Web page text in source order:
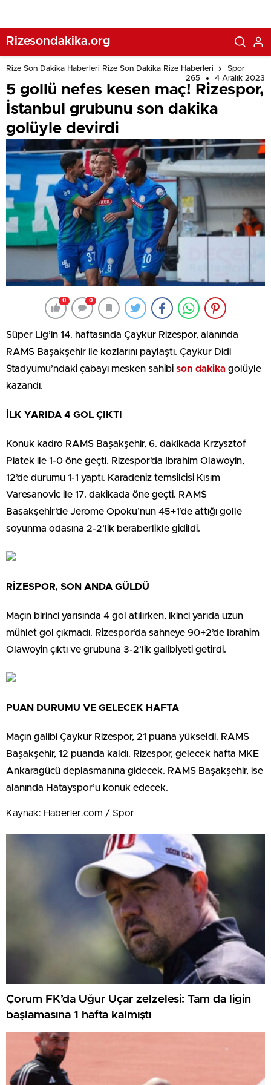
Rizesondakika.org
Rize Son Dakika Haberleri Rize Son Dakika Rize Haberleri
Spor
265
4 Aralık 2023
5 gollü nefes kesen maç! Rizespor,
İstanbul grubunu son dakika
golüyle devirdi
0 0
Süper Lig’in 14. haftasında Çaykur Rizespor, alanında
RAMS Başakşehir ile kozlarını paylaştı. Çaykur Didi
Stadyumu’ndaki çabayı mesken sahibi son dakika golüyle
kazandı.
İLK YARIDA 4 GOL ÇIKTI
Konuk kadro RAMS Başakşehir, 6. dakikada Krzysztof
Piatek ile 1-0 öne geçti. Rizespor’da Ibrahim Olawoyin,
12’de durumu 1-1 yaptı. Karadeniz temsilcisi Kısım
Varesanovic ile 17. dakikada öne geçti. RAMS
Başakşehir’de Jerome Opoku’nun 45+1’de attığı golle
soyunma odasına 2-2’lik beraberlikle gidildi.
RİZESPOR, SON ANDA GÜLDÜ
Maçın birinci yarısında 4 gol atılırken, ikinci yarıda uzun
mühlet gol çıkmadı. Rizespor’da sahneye 90+2’de Ibrahim
Olawoyin çıktı ve grubuna 3-2’lik galibiyeti getirdi.
PUAN DURUMU VE GELECEK HAFTA
Maçın galibi Çaykur Rizespor, 21 puana yükseldi. RAMS
Başakşehir, 12 puanda kaldı. Rizespor, gelecek hafta MKE
Ankaragücü deplasmanına gidecek. RAMS Başakşehir, ise
alanında Hatayspor’u konuk edecek.
Kaynak: Haberler.com / Spor
Çorum FK’da Uğur Uçar zelzelesi: Tam da ligin
başlamasına 1 hafta kalmıştı